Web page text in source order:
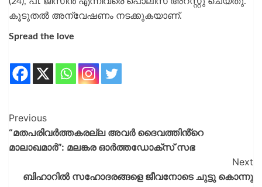
കൂടുതൽ അന്വേഷണം നടക്കുകയാണ്.
Spread the love
Previous
“മതപരിവർത്തകരല്ല അവർ ദൈവത്തിൻ്റെ
മാലാഖമാർ”: മലങ്കര ഓർത്തഡോക്‌സ് സഭ
Next
ബിഹാറിൽ സഹോദരങ്ങളെ ജീവനോടെ ചുട്ടു കൊന്നു